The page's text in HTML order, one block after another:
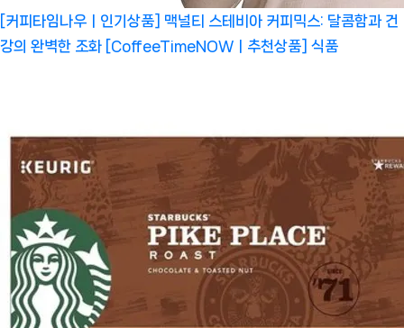
[커피타임나우ㅣ인기상품] 맥널티 스테비아 커피믹스: 달콤함과 건
강의 완벽한 조화 [CoffeeTimeNOWㅣ추천상품] 식품